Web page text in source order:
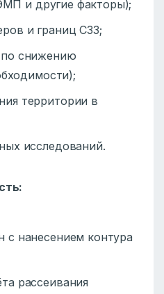
и другие факторы);
и границ СЗЗ;
по снижению
территории в
исследований.
с нанесением контура
рассеивания